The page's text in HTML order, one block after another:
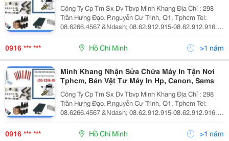
Công Ty Cp Tm Sx Dv Tbvp Minh Khang Địa Chỉ : 298
Trần Hưng Đạo, P.nguyễn Cư Trinh, Q1, Tphcm Tel:
08.6266.4567 &Ndash; 08.62.912.915-08.62.912.916.
Fax: 08.39.209.309 Website: Www.minhkhangjsc.com
0916 *** *** Hồ Chí Minh >1 năm
Minh Khang Nhận Sửa Chữa Máy In Tận Nơi
Tphcm, Bán Vật Tư Máy In Hp, Canon, Sams
Công Ty Cp Tm Sx Dv Tbvp Minh Khang Địa Chỉ : 298
Trần Hưng Đạo, P.nguyễn Cư Trinh, Q1, Tphcm Tel:
08.6266.4567 &Ndash; 08.62.912.915-08.62.912.916.
Fax: 08.39.209.309 Website: Www.minhkhangjsc.com
0916 *** *** Hồ Chí Minh >1 năm